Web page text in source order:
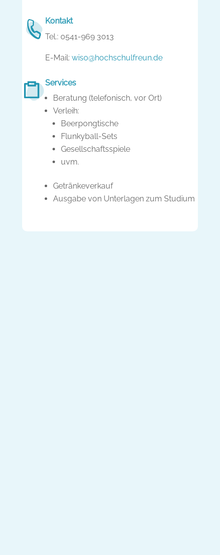
Kontakt
Tel.: 0541-969 3013
E-Mail: wiso@hochschulfreun.de
Services
Beratung (telefonisch, vor Ort)
Verleih:
Beerpongtische
Flunkyball-Sets
Gesellschaftsspiele
uvm.
Getränkeverkauf
Ausgabe von Unterlagen zum Studium